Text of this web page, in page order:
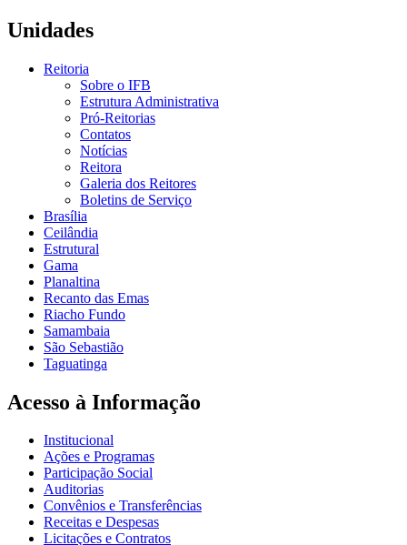
Unidades
Reitoria
Sobre o IFB
Estrutura Administrativa
Pró-Reitorias
Contatos
Notícias
Reitora
Galeria dos Reitores
Boletins de Serviço
Brasília
Ceilândia
Estrutural
Gama
Planaltina
Recanto das Emas
Riacho Fundo
Samambaia
São Sebastião
Taguatinga
Acesso à Informação
Institucional
Ações e Programas
Participação Social
Auditorias
Convênios e Transferências
Receitas e Despesas
Licitações e Contratos